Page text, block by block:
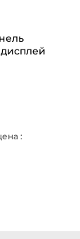
: